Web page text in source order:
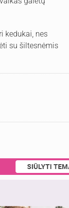
kedukai, nes
su šiltesnėmis